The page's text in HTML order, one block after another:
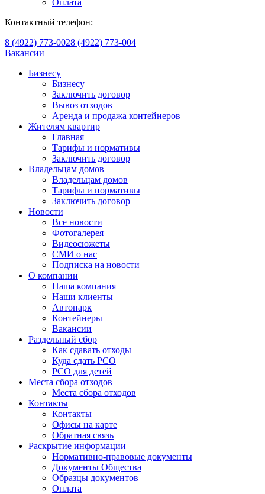
Оплата
Контактный телефон:
8 (4922) 773-0028 (4922) 773-004
Вакансии
Бизнесу
Бизнесу
Заключить договор
Вывоз отходов
Аренда и продажа контейнеров
Жителям квартир
Главная
Тарифы и нормативы
Заключить договор
Владельцам домов
Владельцам домов
Тарифы и нормативы
Заключить договор
Новости
Все новости
Фотогалерея
Видеосюжеты
СМИ о нас
Подписка на новости
О компании
Наша компания
Наши клиенты
Автопарк
Контейнеры
Вакансии
Раздельный сбор
Как сдавать отходы
Куда сдать РСО
РСО для детей
Места сбора отходов
Места сбора отходов
Контакты
Контакты
Офисы на карте
Обратная связь
Раскрытие информации
Нормативно-правовые документы
Документы Общества
Образцы документов
Оплата